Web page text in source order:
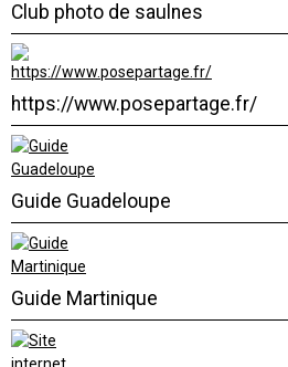
Club photo de saulnes
https://www.posepartage.fr/
Guide Guadeloupe
Guide Martinique